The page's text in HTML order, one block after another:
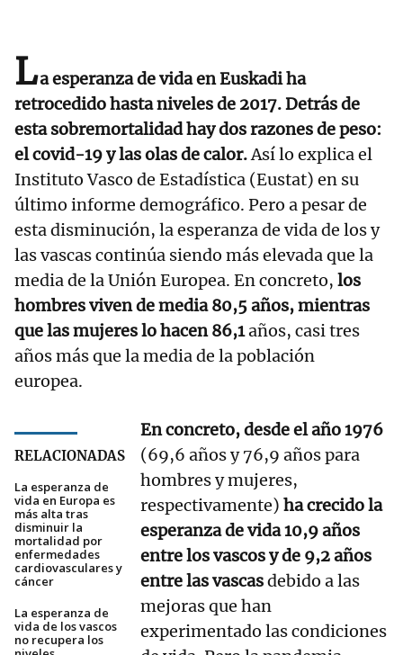
La esperanza de vida en Euskadi ha
retrocedido hasta niveles de 2017. Detrás de
esta sobremortalidad hay dos razones de peso:
el covid-19 y las olas de calor.Así lo explica el
Instituto Vasco de Estadística (Eustat) en su
último informe demográfico. Pero a pesar de
esta disminución, la esperanza de vida de los y
las vascas continúa siendo más elevada que la
media de la Unión Europea. En concreto, los
hombres viven de media 80,5 años, mientras
que las mujeres lo hacen 86,1años, casi tres
años más que la media de la población
europea.
RELACIONADAS
La esperanza de
vida en Europa es
más alta tras
disminuir la
mortalidad por
enfermedades
cardiovasculares y
cáncer
La esperanza de
vida de los vascos
no recupera los
En concreto, desde el año 1976
(69,6 años y 76,9 años para
hombres y mujeres,
respectivamente) ha crecido la
esperanza de vida 10,9 años
entre los vascos y de 9,2 años
entre las vascasdebido a las
mejoras que han
experimentado las condiciones